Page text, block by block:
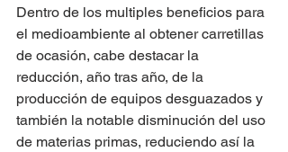
Dentro de los multiples beneficios para
el medioambiente al obtener carretillas
de ocasión, cabe destacar la
reducción, año tras año, de la
producción de equipos desguazados y
también la notable disminución del uso
de materias primas, reduciendo así la